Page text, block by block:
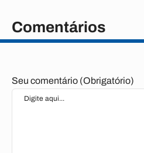
Comentários
Seu comentário (Obrigatório)